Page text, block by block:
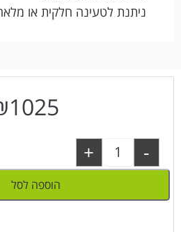
ניתנת לטעינה חלקית או
1025
-
+
הוספה לסל